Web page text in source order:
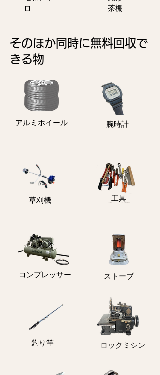
ロ
茶棚
そのほか同時に無料回収で
きる物
アルミホイール ​腕時計
​草刈機 ​工具
コンプレッサー ストーブ
釣り竿 ロックミシン